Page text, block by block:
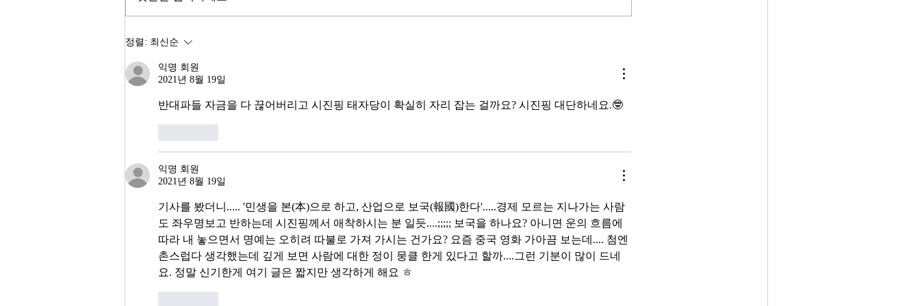
동안 8.71% 올랐다. 1999년 이후
다. 숫자만 보면 대한민국 경제가
그러나 상가 절반이 공실이고, 폐
업 신고가 줄을 잇는다. 자영업자
10명 중 4명 이상이 향후 3년 내
거다. 그런데 AI 강국이 뭔지부터
는 악순환(Vicious Cycle) 구조를 형
둔화와는 질적으로 다른 국면으로
정렬: 최신순
익명 회원
2021년 8월 19일
반대파들 자금을 다 끊어버리고 시진핑 태자당이 확실히 자리 잡는 걸까요? 시진핑 대단하네요.🤓
익명 회원
2021년 8월 19일
기사를 봤더니..... '민생을 본(本)으로 하고, 산업으로 보국(報國)한다'.....경제 모르는 지나가는 사람
도 좌우명보고 반하는데 시진핑께서 애착하시는 분 일듯....;;;;; 보국을 하나요? 아니면 운의 흐름에
따라 내 놓으면서 명예는 오히려 따불로 가져 가시는 건가요? 요즘 중국 영화 가아끔 보는데.... 첨엔
촌스럽다 생각했는데 깊게 보면 사람에 대한 정이 뭉클 한게 있다고 할까....그런 기분이 많이 드네
요. 정말 신기한게 여기 글은 짧지만 생각하게 해요 ㅎ